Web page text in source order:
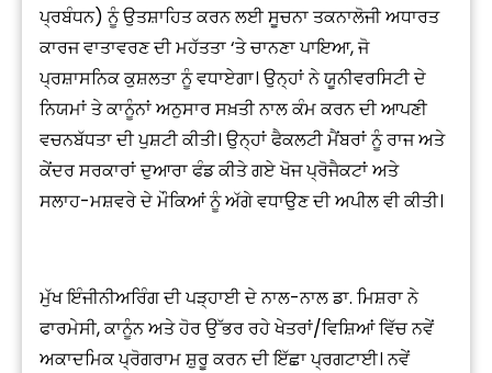
ਪ੍ਰਬੰਧਨ) ਨੂੰ ਉਤਸ਼ਾਹਿਤ ਕਰਨ ਲਈ ਸੂਚਨਾ ਤਕਨਾਲੋਜੀ ਅਧਾਰਤ
ਕਾਰਜ ਵਾਤਾਵਰਣ ਦੀ ਮਹੱਤਤਾ ‘ਤੇ ਚਾਨਣਾ ਪਾਇਆ, ਜੋ
ਪ੍ਰਸ਼ਾਸਨਿਕ ਕੁਸ਼ਲਤਾ ਨੂੰ ਵਧਾਏਗਾ। ਉਨ੍ਹਾਂ ਨੇ ਯੂਨੀਵਰਸਿਟੀ ਦੇ
ਨਿਯਮਾਂ ਤੇ ਕਾਨੂੰਨਾਂ ਅਨੁਸਾਰ ਸਖ਼ਤੀ ਨਾਲ ਕੰਮ ਕਰਨ ਦੀ ਆਪਣੀ
ਵਚਨਬੱਧਤਾ ਦੀ ਪੁਸ਼ਟੀ ਕੀਤੀ। ਉਨ੍ਹਾਂ ਫੈਕਲਟੀ ਮੈਂਬਰਾਂ ਨੂੰ ਰਾਜ ਅਤੇ
ਕੇਂਦਰ ਸਰਕਾਰਾਂ ਦੁਆਰਾ ਫੰਡ ਕੀਤੇ ਗਏ ਖੋਜ ਪ੍ਰੋਜੈਕਟਾਂ ਅਤੇ
ਸਲਾਹ-ਮਸ਼ਵਰੇ ਦੇ ਮੌਕਿਆਂ ਨੂੰ ਅੱਗੇ ਵਧਾਉਣ ਦੀ ਅਪੀਲ ਵੀ ਕੀਤੀ।
ਮੁੱਖ ਇੰਜੀਨੀਅਰਿੰਗ ਦੀ ਪੜ੍ਹਾਈ ਦੇ ਨਾਲ-ਨਾਲ ਡਾ. ਮਿਸ਼ਰਾ ਨੇ
ਫਾਰਮੇਸੀ, ਕਾਨੂੰਨ ਅਤੇ ਹੋਰ ਉੱਭਰ ਰਹੇ ਖੇਤਰਾਂ/ਵਿਸ਼ਿਆਂ ਵਿੱਚ ਨਵੇਂ
ਅਕਾਦਮਿਕ ਪ੍ਰੋਗਰਾਮ ਸ਼ੁਰੂ ਕਰਨ ਦੀ ਇੱਛਾ ਪ੍ਰਗਟਾਈ। ਨਵੇਂ